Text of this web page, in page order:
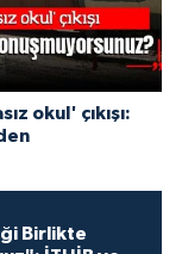
okul' çıkışı:
Birlikte